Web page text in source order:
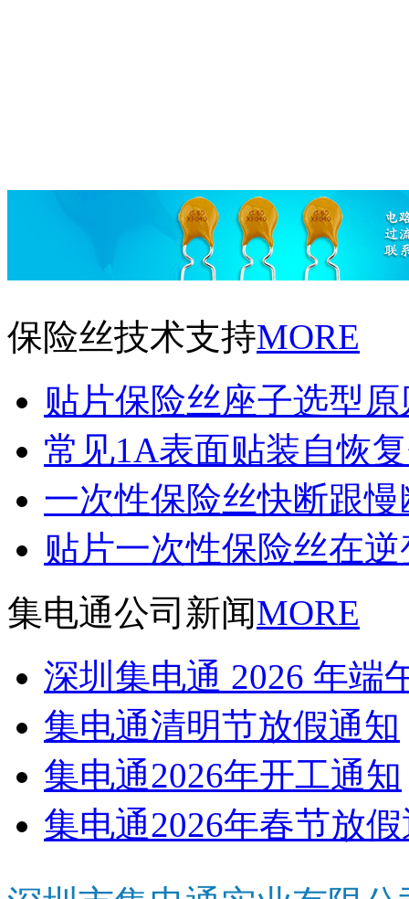
保险丝技术支持MORE
贴片保险丝座子选型原
常见1A表面贴装自恢
一次性保险丝快断跟
贴片一次性保险丝在
集电通公司新闻MORE
深圳集电通 2026 年端
集电通清明节放假通知
集电通2026年开工通知
集电通2026年春节放